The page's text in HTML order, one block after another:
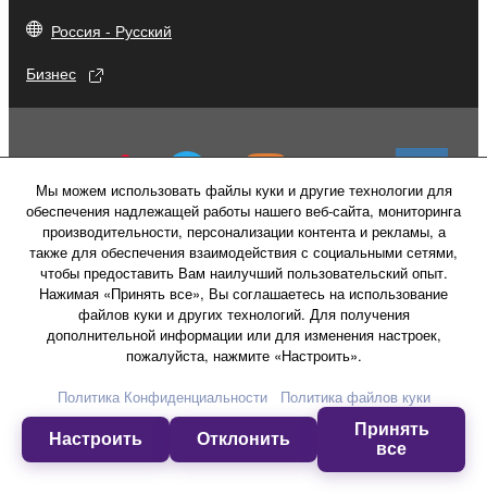
Россия - Русский
Бизнес
Мы можем использовать файлы куки и другие технологии для
обеспечения надлежащей работы нашего веб-сайта, мониторинга
производительности, персонализации контента и рекламы, а
также для обеспечения взаимодействия с социальными сетями,
чтобы предоставить Вам наилучший пользовательский опыт.
Нажимая «Принять все», Вы соглашаетесь на использование
файлов куки и других технологий. Для получения
дополнительной информации или для изменения настроек,
пожалуйста, нажмите «Настроить».
Политика Конфиденциальности
Политика файлов куки
Настроить Отклонить
Принять
все
Свяжитесь с намиУсловия использования
Политика конфиденциальности
Политика в отношении файлов куки